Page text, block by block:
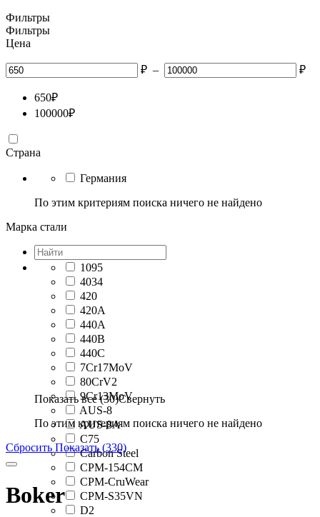
Фильтры
Фильтры
Цена
₽ – ₽
650₽
100000₽
Страна
Германия
По этим критериям поиска ничего не найдено
Марка стали
1095
4034
420
420A
440A
440B
440C
7Cr17MoV
80CrV2
9Cr13MoV
AUS-8
AUS-8A
C75
Carbon Steel
CPM-154CM
CPM-CruWear
CPM-S35VN
D2
Показать все (30)Свернуть
По этим критериям поиска ничего не найдено
Сбросить Показать (330)
Boker